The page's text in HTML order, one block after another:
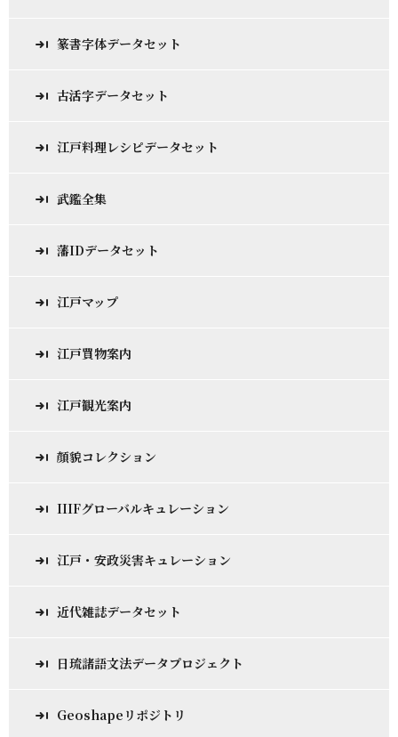
篆書字体データセット
古活字データセット
江戸料理レシピデータセット
武鑑全集
藩IDデータセット
江戸マップ
江戸買物案内
江戸観光案内
顔貌コレクション
IIIFグローバルキュレーション
江戸・安政災害キュレーション
近代雑誌データセット
日琉諸語文法データプロジェクト
Geoshapeリポジトリ